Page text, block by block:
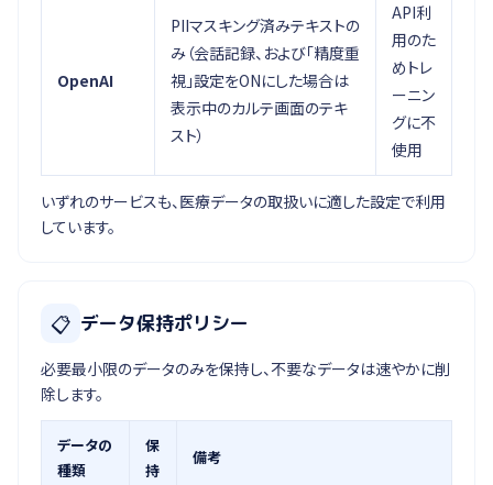
OpenAI
PIIマスキング済みテキストの
み（会話記録、および「精度重
視」設定をONにした場合は
表示中のカルテ画面のテキ
スト）
API利
用のた
めトレ
ーニン
グに不
使用
いずれのサービスも、医療データの取扱いに適した設定で利用
しています。
📋 データ保持ポリシー
必要最小限のデータのみを保持し、不要なデータは速やかに削
除します。
データの
種類
保
持
備考